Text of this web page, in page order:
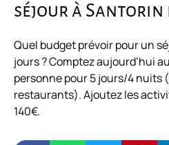
séjour à Santorin
Quel budget prévoir pour un
jours ? Comptez aujourd’hui
personne pour 5 jours/4 nuits
restaurants). Ajoutez les
140€.